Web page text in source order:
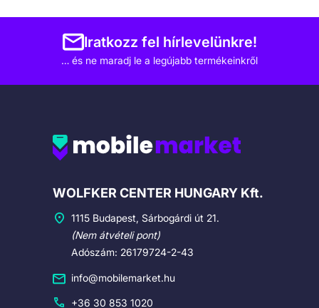
Iratkozz fel hírlevelünkre!
… és ne maradj le a legújabb termékeinkről
Cégadatok
WOLFKER CENTER HUNGARY Kft.
1115 Budapest, Sárbogárdi út 21.
(Nem átvételi pont)
Adószám: 26179724-2-43
info@mobilemarket.hu
+36 30 853 1020